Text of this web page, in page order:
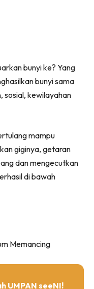
bunyi ke? Yang
bunyi sama
sosial, kewilayahan
mampu
giginya, getaran
dan mengecutkan
di bawah
UMPAN seeNI!